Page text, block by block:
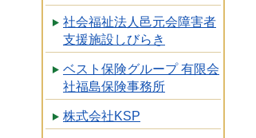
社会福祉法人邑元会障害者
支援施設しびらき
ベスト保険グループ 有限会
社福島保険事務所
株式会社KSP